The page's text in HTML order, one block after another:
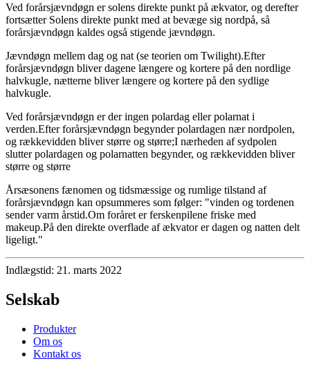
Ved forårsjævndøgn er solens direkte punkt på ækvator, og derefter
fortsætter Solens direkte punkt med at bevæge sig nordpå, så
forårsjævndøgn kaldes også stigende jævndøgn.
Jævndøgn mellem dag og nat (se teorien om Twilight).Efter
forårsjævndøgn bliver dagene længere og kortere på den nordlige
halvkugle, nætterne bliver længere og kortere på den sydlige
halvkugle.
Ved forårsjævndøgn er der ingen polardag eller polarnat i
verden.Efter forårsjævndøgn begynder polardagen nær nordpolen,
og rækkevidden bliver større og større;I nærheden af ​​sydpolen
slutter polardagen og polarnatten begynder, og rækkevidden bliver
større og større
Årsæsonens fænomen og tidsmæssige og rumlige tilstand af
forårsjævndøgn kan opsummeres som følger: "vinden og tordenen
sender varm årstid.Om foråret er ferskenpilene friske med
makeup.På den direkte overflade af ækvator er dagen og natten delt
ligeligt."
Indlægstid: 21. marts 2022
Selskab
Produkter
Om os
Kontakt os